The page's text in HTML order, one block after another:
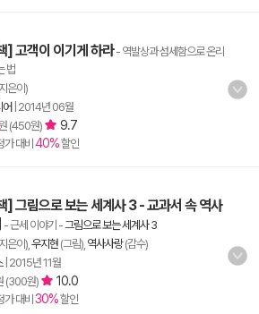
] 고객이 이기게 하라- 역발상과 섬세함으로 온리
법
은이)
어 2014년 06월
(450원) 9.7
대비 40%할인
] 그림으로 보는 세계사 3 - 교과서 속 역사
- 근세 이야기 -그림으로 보는 세계사 3
은이), 우지현 (그림), 역사사랑(감수)
| 2015년 11월
(300원) 10.0
대비 30%할인